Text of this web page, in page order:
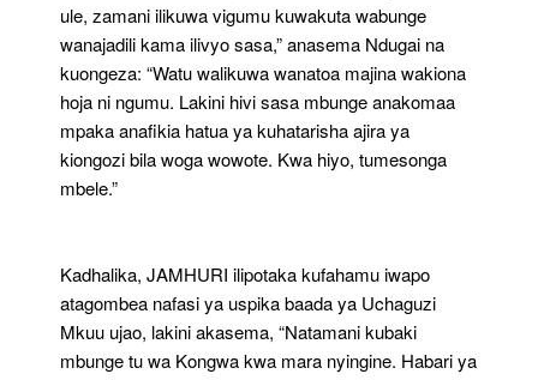
ule, zamani ilikuwa vigumu kuwakuta wabunge
wanajadili kama ilivyo sasa,” anasema Ndugai na
kuongeza: “Watu walikuwa wanatoa majina wakiona
hoja ni ngumu. Lakini hivi sasa mbunge anakomaa
mpaka anafikia hatua ya kuhatarisha ajira ya
kiongozi bila woga wowote. Kwa hiyo, tumesonga
mbele.”
Kadhalika, JAMHURI ilipotaka kufahamu iwapo
atagombea nafasi ya uspika baada ya Uchaguzi
Mkuu ujao, lakini akasema, “Natamani kubaki
mbunge tu wa Kongwa kwa mara nyingine. Habari ya